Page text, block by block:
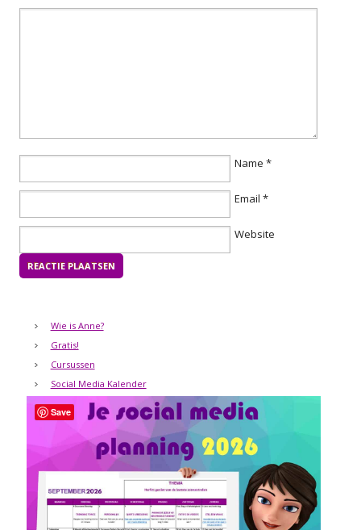
Name *
Email *
Website
Wie is Anne?
Gratis!
Cursussen
Social Media Kalender
Save